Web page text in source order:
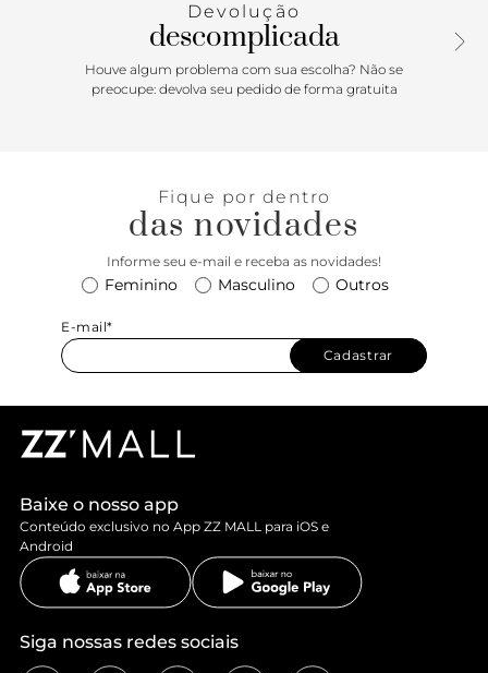
Devolução
descomplicada
Houve algum problema com sua escolha? Não se
preocupe: devolva seu pedido de forma gratuita
Fique por dentro
das novidades
Informe seu e-mail e receba as novidades!
Feminino Masculino Outros
E-mail*
Cadastrar
Baixe o nosso app
Conteúdo exclusivo no App ZZ MALL para iOS e
Android
Siga nossas redes sociais